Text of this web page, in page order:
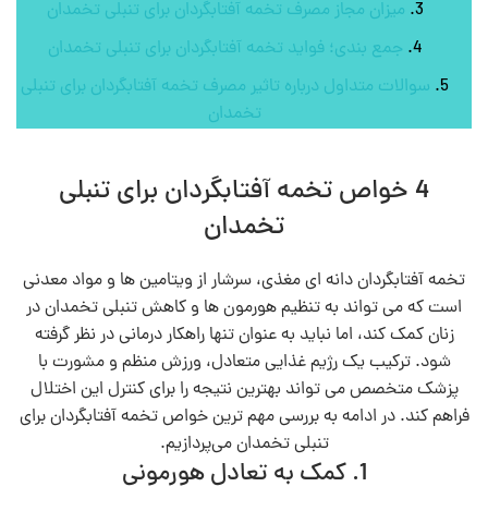
میزان مجاز مصرف تخمه آفتابگردان برای تنبلی تخمدان
جمع بندی؛ فواید تخمه آفتابگردان برای تنبلی تخمدان
سوالات متداول درباره تاثیر مصرف تخمه آفتابگردان برای تنبلی
تخمدان
4 خواص تخمه آفتابگردان برای تنبلی
تخمدان
تخمه آفتابگردان دانه ای مغذی، سرشار از ویتامین‌ ها و مواد معدنی
است که می‌ تواند به تنظیم هورمون‌ ها و کاهش تنبلی تخمدان در
زنان کمک کند، اما نباید به عنوان تنها راهکار درمانی در نظر گرفته
شود. ترکیب یک رژیم غذایی متعادل، ورزش منظم و مشورت با
پزشک متخصص می‌ تواند بهترین نتیجه را برای کنترل این اختلال
فراهم کند. در ادامه به بررسی مهم ترین خواص تخمه آفتابگردان برای
تنبلی تخمدان می‌پردازیم.
1. کمک به تعادل هورمونی